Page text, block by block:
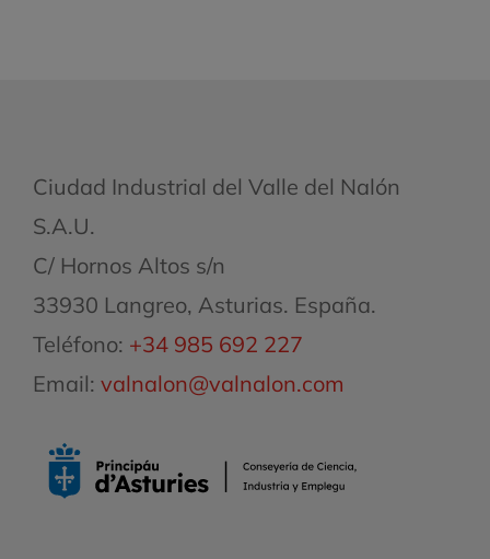
Ciudad Industrial del Valle del Nalón
S.A.U.
C/ Hornos Altos s/n
33930 Langreo, Asturias. España.
Teléfono: +34 985 692 227
Email: valnalon@valnalon.com